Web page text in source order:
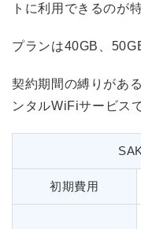
トに利用できるのが
プランは40GB、
契約期間の縛りがあ
ンタルWiFiサービス
初期費用